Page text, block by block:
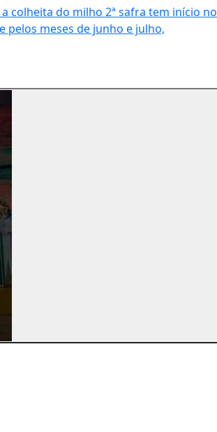
colheita do milho 2ª safra tem início no
pelos meses de junho e julho,